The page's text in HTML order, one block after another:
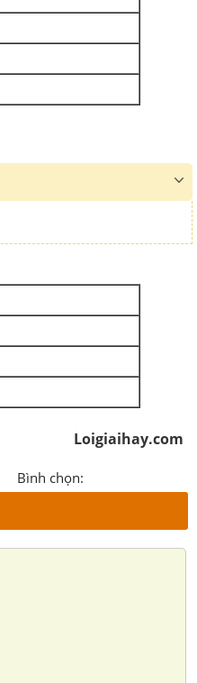
Loigiaihay.com
Bình chọn: